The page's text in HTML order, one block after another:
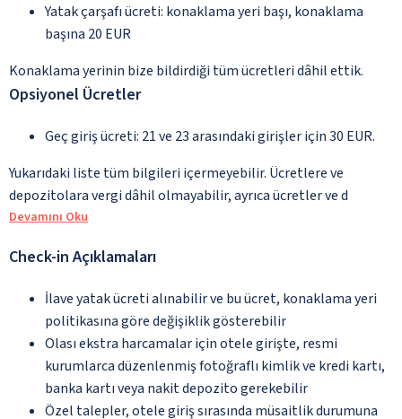
Yatak çarşafı ücreti: konaklama yeri başı, konaklama
başına 20 EUR
Konaklama yerinin bize bildirdiği tüm ücretleri dâhil ettik.
Opsiyonel Ücretler
Geç giriş ücreti: 21 ve 23 arasındaki girişler için 30 EUR.
Yukarıdaki liste tüm bilgileri içermeyebilir. Ücretlere ve
depozitolara vergi dâhil olmayabilir, ayrıca ücretler ve d
Devamını Oku
Check-in Açıklamaları
İlave yatak ücreti alınabilir ve bu ücret, konaklama yeri
politikasına göre değişiklik gösterebilir
Olası ekstra harcamalar için otele girişte, resmi
kurumlarca düzenlenmiş fotoğraflı kimlik ve kredi kartı,
banka kartı veya nakit depozito gerekebilir
Özel talepler, otele giriş sırasında müsaitlik durumuna